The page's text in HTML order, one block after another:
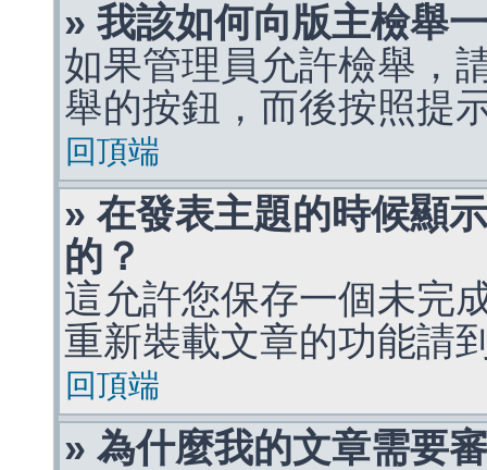
» 我該如何向版主檢舉
如果管理員允許檢舉，
舉的按鈕，而後按照提
回頂端
» 在發表主題的時候顯
的？
這允許您保存一個未完
重新裝載文章的功能請
回頂端
» 為什麼我的文章需要